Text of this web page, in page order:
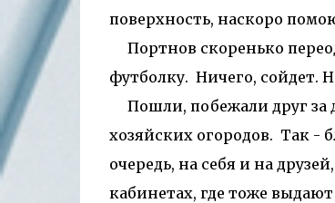
поверхность, наскоро
Портнов скоренько
футболку. Ничего, сойдет.
Пошли, побежали друг за
хозяйских огородов. Так -
очередь, на себя и на
кабинетах, где тоже выдают